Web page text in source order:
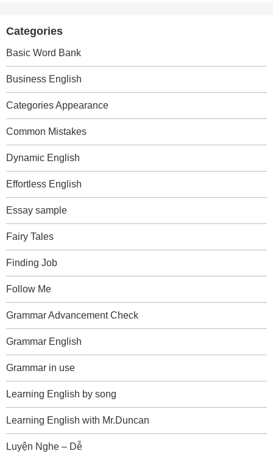
Categories
Basic Word Bank
Business English
Categories Appearance
Common Mistakes
Dynamic English
Effortless English
Essay sample
Fairy Tales
Finding Job
Follow Me
Grammar Advancement Check
Grammar English
Grammar in use
Learning English by song
Learning English with Mr.Duncan
Luyện Nghe – Dễ